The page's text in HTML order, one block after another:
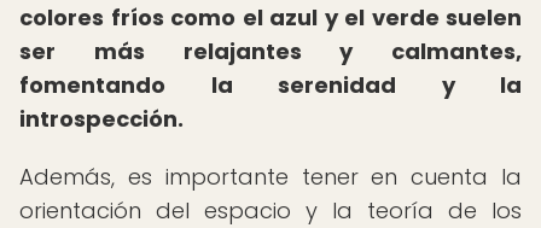
colores fríos como el azul y el verde suelen
ser más relajantes y calmantes,
fomentando la serenidad y la
introspección.
Además, es importante tener en cuenta la
orientación del espacio y la teoría de los